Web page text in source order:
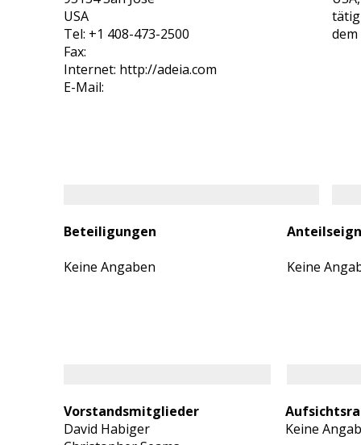
USA
Tel: +1 408-473-2500
Fax:
Internet: http://adeia.com
E-Mail:
dem
Beteiligungen
Keine Angaben
Keine
Vorstandsmitglieder
David Habiger
Keine